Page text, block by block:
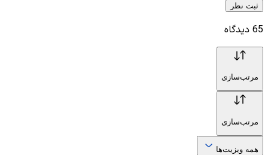
ثبت نظر
65 دیدگاه
مرتب‌سازی
مرتب‌سازی
همه ویزیت‌ها